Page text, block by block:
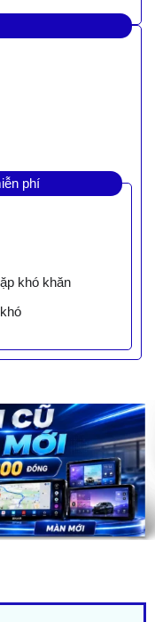
phí
khó khăn